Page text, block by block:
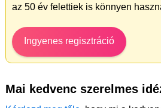
az 50 év felettiek is könnyen
Ingyenes regisztráció
Mai kedvenc szerelmes